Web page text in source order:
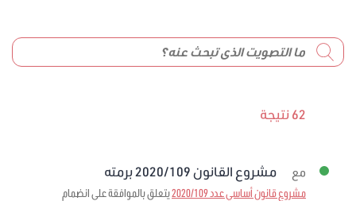
62 نتيجة
مع مشروع القانون 2020/109 برمته
مشروع قانون أساسي عدد 2020/109
يتعلق بالموافقة على انضمام